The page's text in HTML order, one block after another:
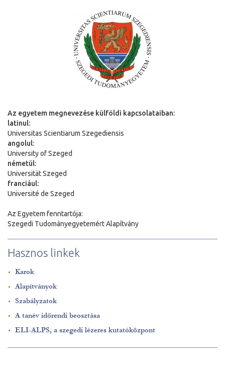
Az egyetem megnevezése külföldi kapcsolataiban:
latinul:
Universitas Scientiarum Szegediensis
angolul:
University of Szeged
németül:
Universität Szeged
franciául:
Université de Szeged
Az Egyetem fenntartója:
Szegedi Tudományegyetemért Alapítvány
Hasznos linkek
Karok
Alapítványok
Szabályzatok
A tanév időrendi beosztása
ELI-ALPS, a szegedi lézeres kutatóközpont